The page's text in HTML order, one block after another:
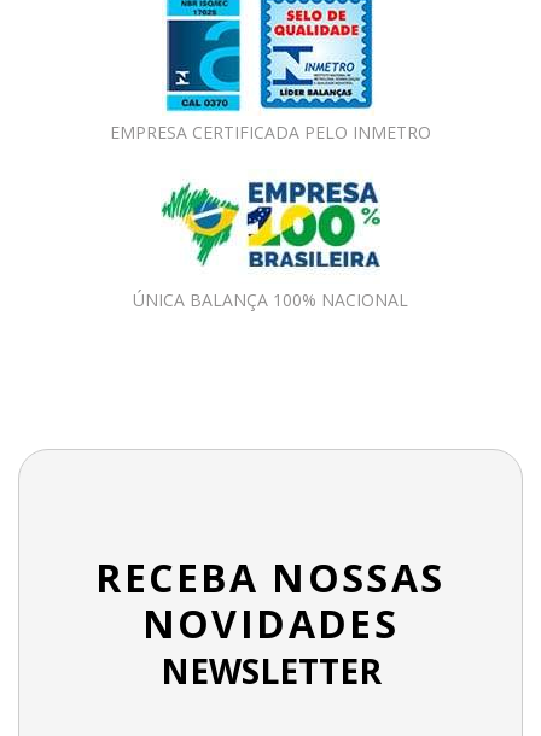
EMPRESA CERTIFICADA PELO INMETRO
ÚNICA BALANÇA 100% NACIONAL
RECEBA NOSSAS
NOVIDADES
NEWSLETTER